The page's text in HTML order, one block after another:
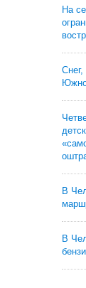
На
В
В